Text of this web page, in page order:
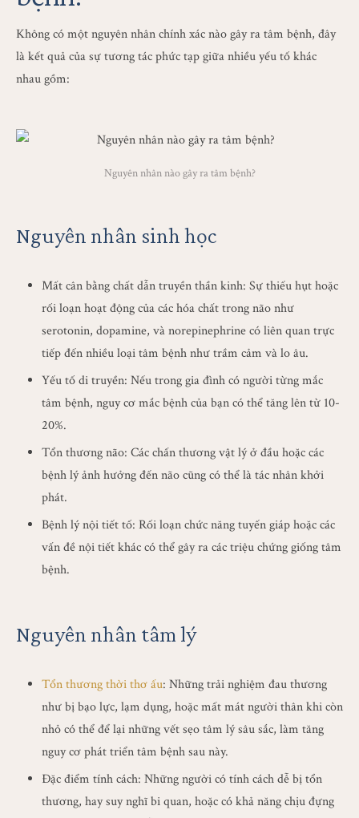
Không có một nguyên nhân chính xác nào gây ra tâm bệnh, đây
là kết quả của sự tương tác phức tạp giữa nhiều yếu tố khác
nhau gồm:
Nguyên nhân nào gây ra tâm bệnh?
Nguyên nhân sinh học
Mất cân bằng chất dẫn truyền thần kinh: Sự thiếu hụt hoặc
rối loạn hoạt động của các hóa chất trong não như
serotonin, dopamine, và norepinephrine có liên quan trực
tiếp đến nhiều loại tâm bệnh như trầm cảm và lo âu.
Yếu tố di truyền: Nếu trong gia đình có người từng mắc
tâm bệnh, nguy cơ mắc bệnh của bạn có thể tăng lên từ 10-
20%.
Tổn thương não: Các chấn thương vật lý ở đầu hoặc các
bệnh lý ảnh hưởng đến não cũng có thể là tác nhân khởi
phát.
Bệnh lý nội tiết tố: Rối loạn chức năng tuyến giáp hoặc các
vấn đề nội tiết khác có thể gây ra các triệu chứng giống tâm
bệnh.
Nguyên nhân tâm lý
Tổn thương thời thơ ấu: Những trải nghiệm đau thương
như bị bạo lực, lạm dụng, hoặc mất mát người thân khi còn
nhỏ có thể để lại những vết sẹo tâm lý sâu sắc, làm tăng
nguy cơ phát triển tâm bệnh sau này.
Đặc điểm tính cách: Những người có tính cách dễ bị tổn
thương, hay suy nghĩ bi quan, hoặc có khả năng chịu đựng